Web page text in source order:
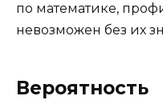
по математике,
невозможен без их
Вероятность